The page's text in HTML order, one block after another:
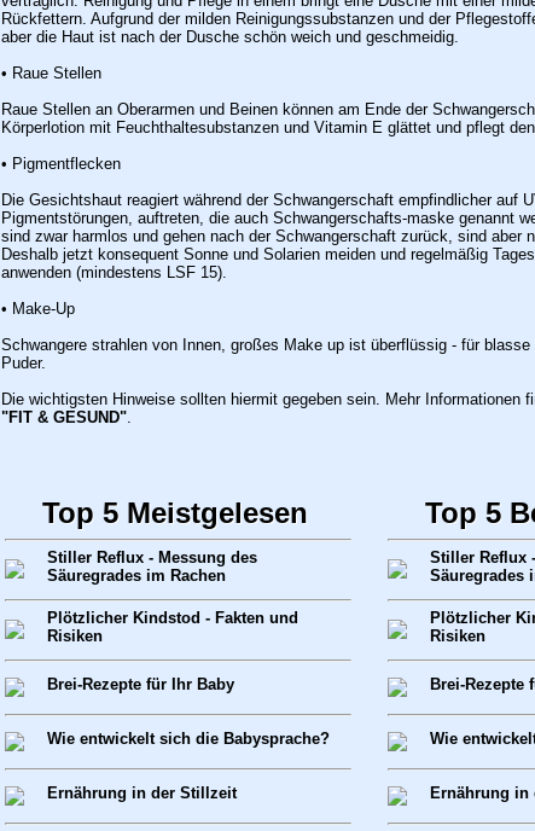
Rückfettern. Aufgrund der milden Reinigungssubstanzen und der
aber die Haut ist nach der Dusche schön weich und geschmeidig.
• Raue Stellen
Raue Stellen an Oberarmen und Beinen können am Ende der
Körperlotion mit Feuchthaltesubstanzen und Vitamin E glättet und pflegt
• Pigmentflecken
Die Gesichtshaut reagiert während der Schwangerschaft empfindlicher auf
Pigmentstörungen, auftreten, die auch Schwangerschafts-maske genannt
sind zwar harmlos und gehen nach der Schwangerschaft zurück, sind aber
Deshalb jetzt konsequent Sonne und Solarien meiden und regelmäßig
anwenden (mindestens LSF 15).
• Make-Up
Schwangere strahlen von Innen, großes Make up ist überflüssig - für
Puder.
Die wichtigsten Hinweise sollten hiermit gegeben sein. Mehr Informationen
"FIT & GESUND".
Top 5 Meistgelesen
Stiller Reflux - Messung des
Säuregrades im Rachen
Plötzlicher Kindstod - Fakten und
Risiken
Brei-Rezepte für Ihr Baby
Wie entwickelt sich die Babysprache?
Ernährung in der Stillzeit
Top 5
Stiller Reflux
Säuregrades
Plötzlicher
Risiken
Brei-Rezepte
Wie
Ernährung